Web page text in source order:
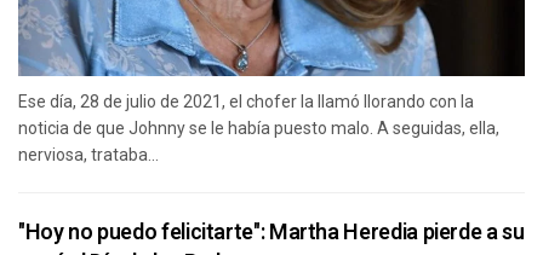
Ese día, 28 de julio de 2021, el chofer la llamó llorando con la
noticia de que Johnny se le había puesto malo. A seguidas, ella,
nerviosa, trataba...
"Hoy no puedo felicitarte": Martha Heredia pierde a su